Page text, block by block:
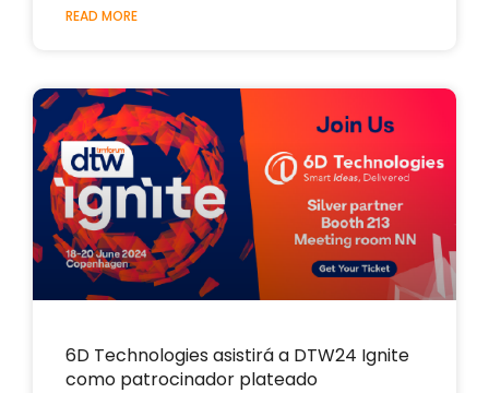
READ MORE
6D Technologies asistirá a DTW24 Ignite
como patrocinador plateado